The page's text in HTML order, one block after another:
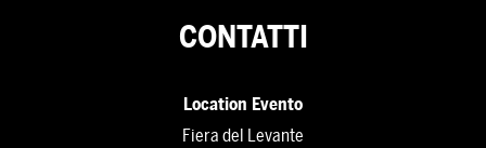
CONTATTI
Location Evento
Fiera del Levante